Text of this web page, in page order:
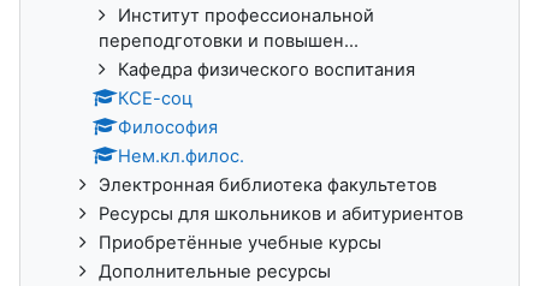
Институт профессиональной
переподготовки и повышен...
Кафедра физического воспитания
КСЕ-соц
Философия
Нем.кл.филос.
Электронная библиотека факультетов
Ресурсы для школьников и абитуриентов
Приобретённые учебные курсы
Дополнительные ресурсы